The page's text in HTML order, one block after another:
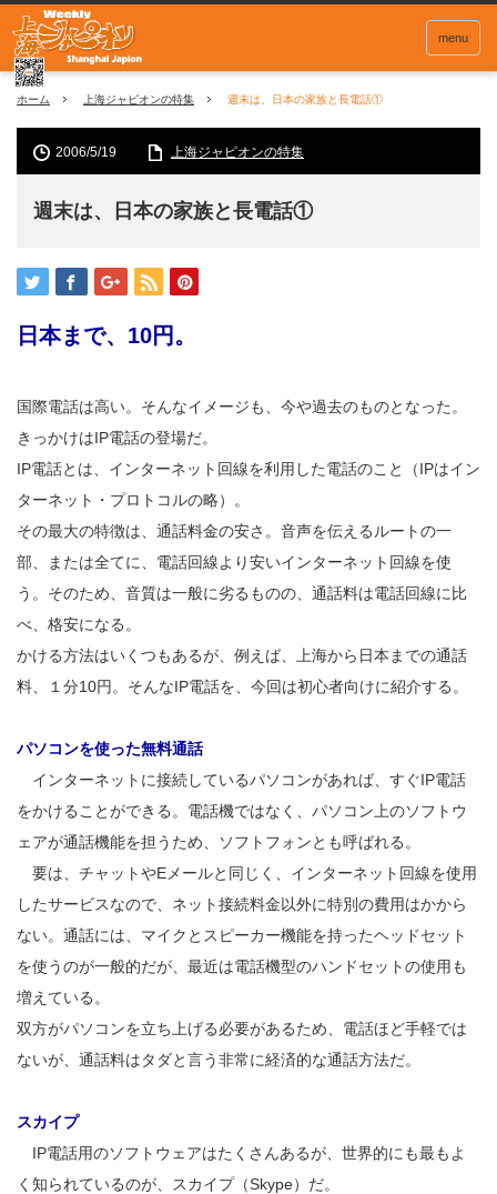
menu
ホーム 上海ジャピオンの特集 週末は、日本の家族と長電話①
2006/5/19 上海ジャピオンの特集
週末は、日本の家族と長電話①
日本まで、10円。
国際電話は高い。そんなイメージも、今や過去のものとなった。
きっかけはIP電話の登場だ。
IP電話とは、インターネット回線を利用した電話のこと（IPはイン
ターネット・プロトコルの略）。
その最大の特徴は、通話料金の安さ。音声を伝えるルートの一
部、または全てに、電話回線より安いインターネット回線を使
う。そのため、音質は一般に劣るものの、通話料は電話回線に比
べ、格安になる。
かける方法はいくつもあるが、例えば、上海から日本までの通話
料、１分10円。そんなIP電話を、今回は初心者向けに紹介する。
パソコンを使った無料通話
インターネットに接続しているパソコンがあれば、すぐIP電話
をかけることができる。電話機ではなく、パソコン上のソフトウ
ェアが通話機能を担うため、ソフトフォンとも呼ばれる。
要は、チャットやEメールと同じく、インターネット回線を使用
したサービスなので、ネット接続料金以外に特別の費用はかから
ない。通話には、マイクとスピーカー機能を持ったヘッドセット
を使うのが一般的だが、最近は電話機型のハンドセットの使用も
増えている。
双方がパソコンを立ち上げる必要があるため、電話ほど手軽では
ないが、通話料はタダと言う非常に経済的な通話方法だ。
スカイプ
IP電話用のソフトウェアはたくさんあるが、世界的にも最もよ
く知られているのが、スカイプ（Skype）だ。